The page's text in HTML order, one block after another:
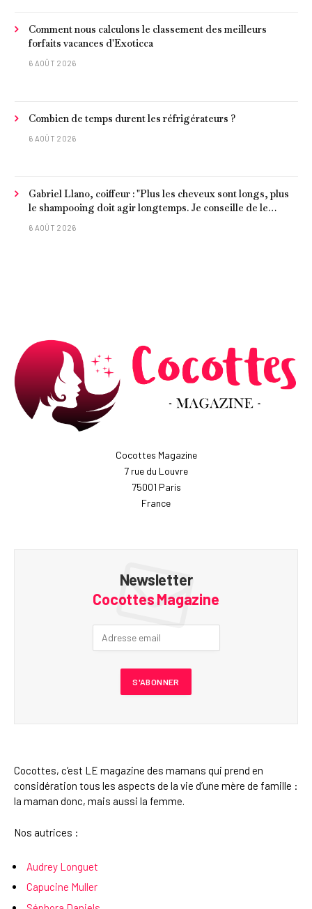
Comment nous calculons le classement des meilleurs
forfaits vacances d'Exoticca
6 AOÛT 2026
Combien de temps durent les réfrigérateurs ?
6 AOÛT 2026
Gabriel Llano, coiffeur : "Plus les cheveux sont longs, plus
le shampooing doit agir longtemps. Je conseille de le
laisser entre 1 et 3 minutes."
6 AOÛT 2026
Cocottes Magazine
7 rue du Louvre
75001 Paris
France
Newsletter
Cocottes Magazine
Cocottes, c’est LE magazine des mamans qui prend en
considération tous les aspects de la vie d’une mère de famille :
la maman donc, mais aussi la femme.
Nos autrices :
Audrey Longuet
Capucine Muller